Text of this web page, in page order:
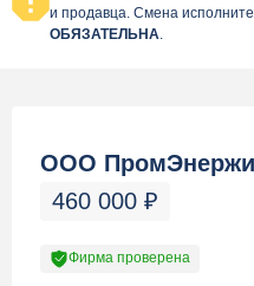
и продавца. Смена
ОБЯЗАТЕЛЬНА
ООО ПромЭнержи
460 000 ₽
Фирма проверена